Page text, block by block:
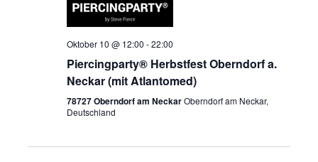
Oktober 10 @ 12:00 -22:00
Piercingparty® Herbstfest Oberndorf a.
Neckar (mit Atlantomed)
78727 Oberndorf am NeckarOberndorf am Neckar,
Deutschland